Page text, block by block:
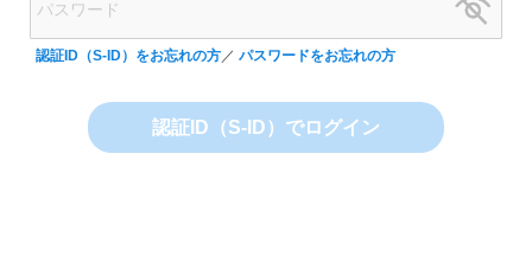
認証ID（S-ID）をお忘れの方／ パスワードをお忘れの方
認証ID（S-ID）でログイン